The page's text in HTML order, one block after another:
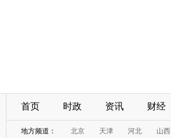
首页 时政 资讯 财经
地方频道： 北京 天津 河北
山西